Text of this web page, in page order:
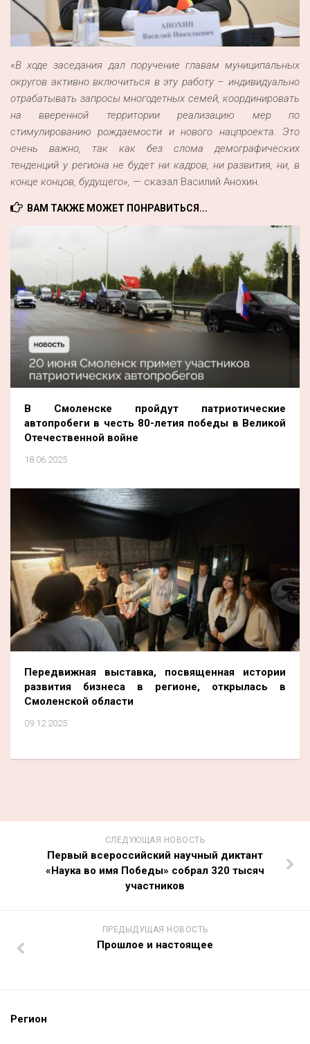
«В ходе заседания дал поручение главам муниципальных
округов активно включиться в эту работу – индивидуально
отрабатывать запросы многодетных семей, координировать
на вверенной территории реализацию мер по
стимулированию рождаемости и нового нацпроекта. Это
очень важно, так как без слома демографических
тенденций у региона не будет ни кадров, ни развития, ни, в
конце концов, будущего», — сказал Василий Анохин.
ВАМ ТАКЖЕ МОЖЕТ ПОНРАВИТЬСЯ...
В Смоленске пройдут патриотические
автопробеги в честь 80-летия победы в Великой
Отечественной войне
18.06.2025
Передвижная выставка, посвященная истории
развития бизнеса в регионе, открылась в
Смоленской области
09.12.2025
СЛЕДУЮЩАЯ НОВОСТЬ
Первый всероссийский научный диктант
«Наука во имя Победы» собрал 320 тысяч
участников
ПРЕДЫДУЩАЯ НОВОСТЬ
Прошлое и настоящее
Регион